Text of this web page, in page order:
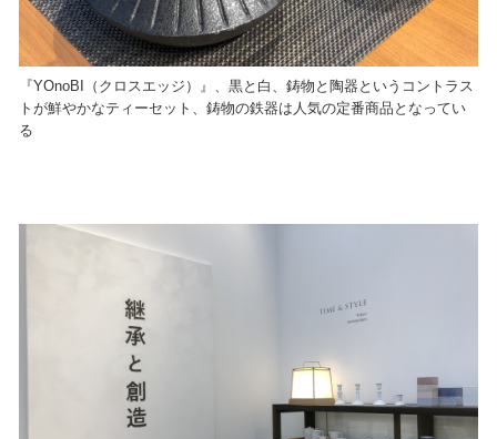
『YOnoBI（クロスエッジ）』、黒と白、鋳物と陶器というコントラス
トが鮮やかなティーセット、鋳物の鉄器は人気の定番商品となってい
る